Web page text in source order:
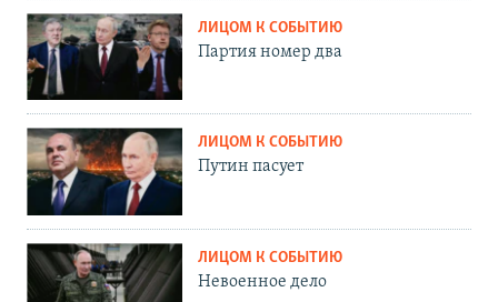
ЛИЦОМ К СОБЫТИЮ
Партия номер два
ЛИЦОМ К СОБЫТИЮ
Путин пасует
ЛИЦОМ К СОБЫТИЮ
Невоенное дело